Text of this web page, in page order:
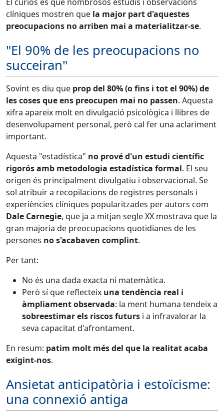
clíniques mostren que la major part d'aquestes
preocupacions no arriben mai a materialitzar-se.
"El 90% de les preocupacions no
succeiran"
Sovint es diu que prop del 80% (o fins i tot el 90%) de
les coses que ens preocupen mai no passen. Aquesta
xifra apareix molt en divulgació psicològica i llibres de
desenvolupament personal, però cal fer una aclariment
important.
Aquesta "estadística" no prové d'un estudi científic
rigorós amb metodologia estadística formal. El seu
origen és principalment divulgatiu i observacional. Se
sol atribuir a recopilacions de registres personals i
experiències clíniques popularitzades per autors com
Dale Carnegie, que ja a mitjan segle XX mostrava que la
gran majoria de preocupacions quotidianes de les
persones no s'acabaven complint.
Per tant:
No és una dada exacta ni matemàtica.
Però sí que reflecteix una tendència real i
àmpliament observada: la ment humana tendeix a
sobreestimar els riscos futurs i a infravalorar la
seva capacitat d'afrontament.
En resum: patim molt més del que la realitat acaba
exigint-nos.
Ansietat anticipatòria i estoïcisme:
una connexió antiga